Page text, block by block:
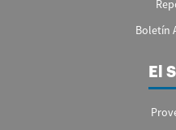
Boletín
El